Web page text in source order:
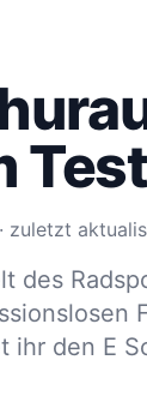
des
ihr den E